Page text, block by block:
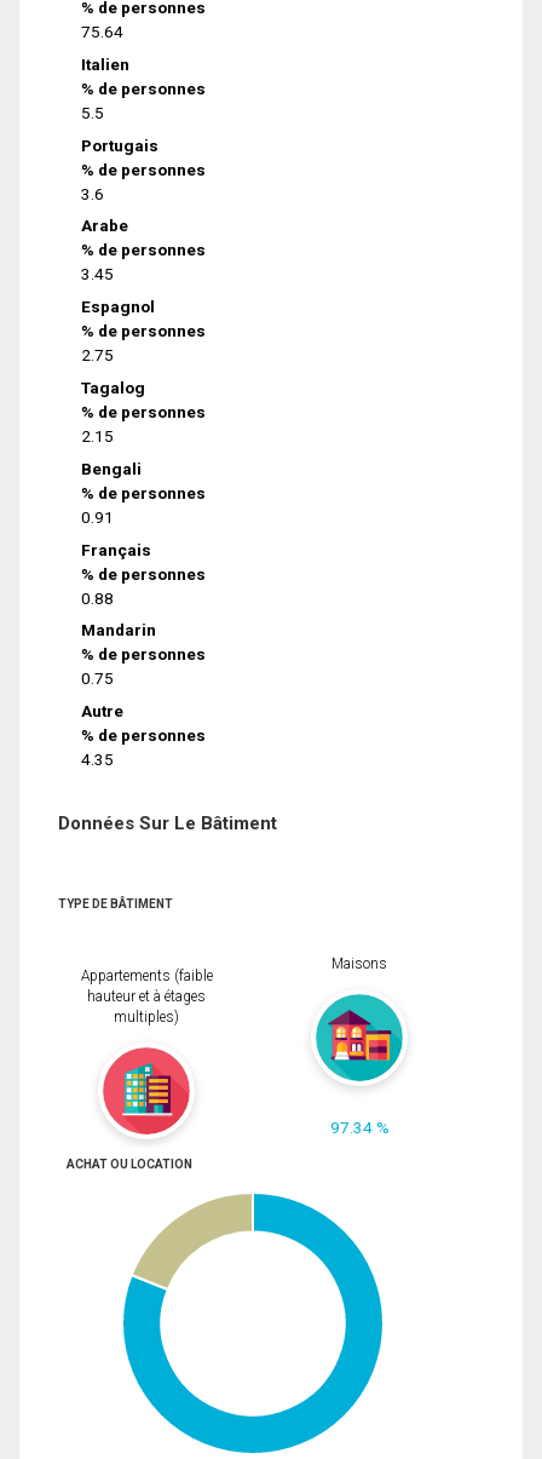
% de personnes
75.64
Italien
% de personnes
5.5
Portugais
% de personnes
3.6
Arabe
% de personnes
3.45
Espagnol
% de personnes
2.75
Tagalog
% de personnes
2.15
Bengali
% de personnes
0.91
Français
% de personnes
0.88
Mandarin
% de personnes
0.75
Autre
% de personnes
4.35
Données Sur Le Bâtiment
TYPE DE BÂTIMENT
Appartements (faible
hauteur et à étages
multiples)
Maisons
97.34 %
ACHAT OU LOCATION